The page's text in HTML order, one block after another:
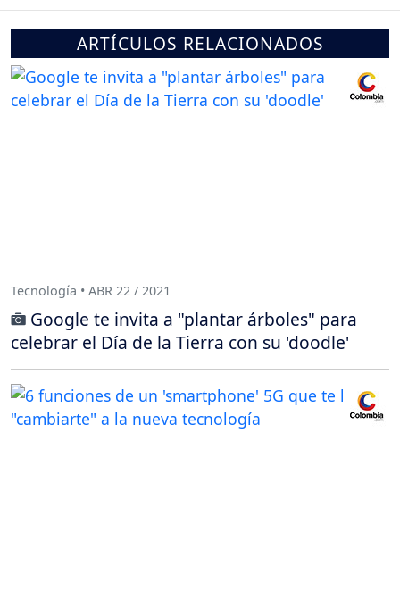
ARTÍCULOS RELACIONADOS
Tecnología • ABR 22 / 2021
Google te invita a "plantar árboles" para
celebrar el Día de la Tierra con su 'doodle'